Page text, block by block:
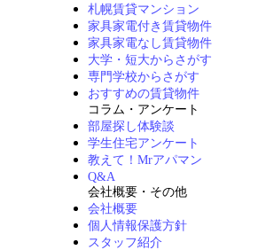
札幌賃貸マンション
家具家電付き賃貸物件
家具家電なし賃貸物件
大学・短大からさがす
専門学校からさがす
おすすめの賃貸物件
コラム・アンケート
部屋探し体験談
学生住宅アンケート
教えて！Mrアパマン
Q&A
会社概要・その他
会社概要
個人情報保護方針
スタッフ紹介